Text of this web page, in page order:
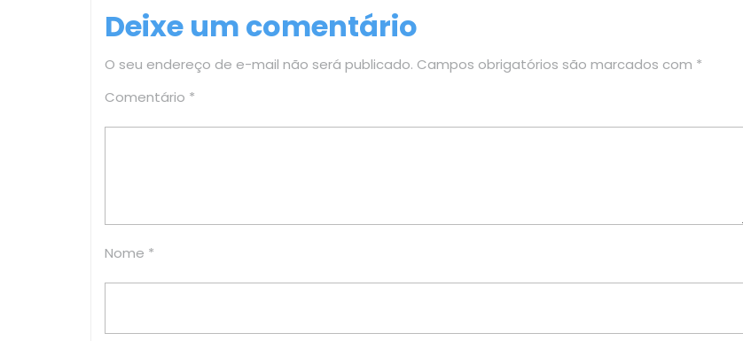
Post
Deixe um comentário
O seu endereço de e-mail não será publicado. Campos obrigatórios são marcados com *
Comentário *
Nome *